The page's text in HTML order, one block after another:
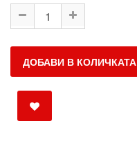
ДОБАВИ В КОЛИЧКАТА